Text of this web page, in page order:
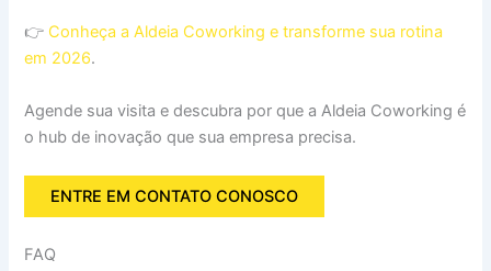
👉 Conheça a Aldeia Coworking e transforme sua rotina
em 2026.
Agende sua visita e descubra por que a Aldeia Coworking é
o hub de inovação que sua empresa precisa.
ENTRE EM CONTATO CONOSCO
FAQ